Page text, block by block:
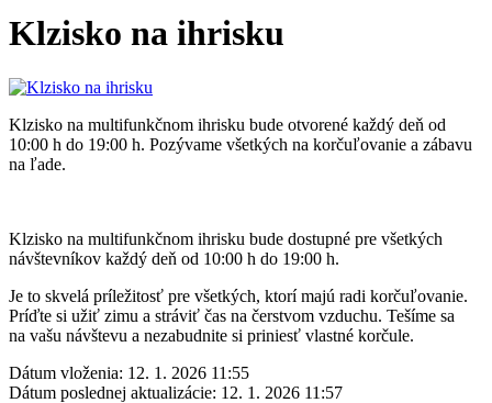
Klzisko na ihrisku
Klzisko na multifunkčnom ihrisku bude otvorené každý deň od
10:00 h do 19:00 h. Pozývame všetkých na korčuľovanie a zábavu
na ľade.
Klzisko na multifunkčnom ihrisku bude dostupné pre všetkých
návštevníkov každý deň od 10:00 h do 19:00 h.
Je to skvelá príležitosť pre všetkých, ktorí majú radi korčuľovanie.
Príďte si užiť zimu a stráviť čas na čerstvom vzduchu. Tešíme sa
na vašu návštevu a nezabudnite si priniesť vlastné korčule.
Dátum vloženia: 12. 1. 2026 11:55
Dátum poslednej aktualizácie: 12. 1. 2026 11:57